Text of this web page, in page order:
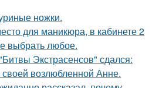
ножки.
для маникюра, в кабинете 2
выбрать любое.
Экстрасенсов" сдался:
возлюбленной Анне.